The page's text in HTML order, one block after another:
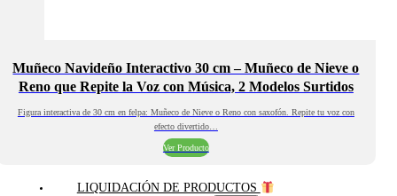
Muñeco Navideño Interactivo 30 cm – Muñeco de Nieve o
Reno que Repite la Voz con Música, 2 Modelos Surtidos
Figura interactiva de 30 cm en felpa: Muñeco de Nieve o Reno con saxofón. Repite tu voz con
efecto divertido…
Ver Producto
LIQUIDACIÓN DE PRODUCTOS